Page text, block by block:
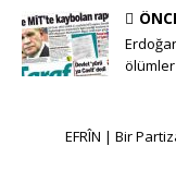
EFRÎN | Bir